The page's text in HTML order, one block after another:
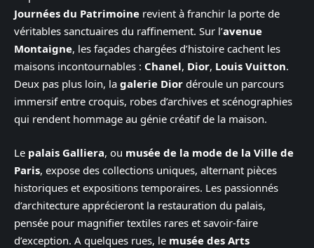
Journées du Patrimoine revient à franchir la porte de
véritables sanctuaires du raffinement. Sur l’avenue
Montaigne, les façades chargées d’histoire cachent les
maisons incontournables : Chanel, Dior, Louis Vuitton.
Deux pas plus loin, la galerie Dior déroule un parcours
immersif entre croquis, robes d’archives et scénographies
qui rendent hommage au génie créatif de la maison.
Le palais Galliera, ou musée de la mode de la Ville de
Paris, expose des collections uniques, alternant pièces
historiques et expositions temporaires. Les passionnés
d’architecture apprécieront la restauration du palais,
pensée pour magnifier textiles rares et savoir-faire
d’exception. A quelques rues, le musée des Arts